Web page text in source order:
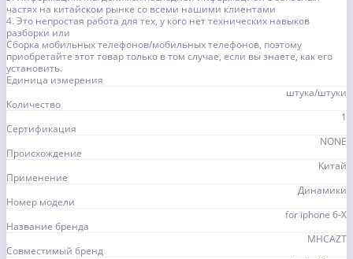
частях на китайском рынке со всеми нашими клиентами
4. Это непростая работа для тех, у кого нет технических навыков
разборки или
Сборка мобильных телефонов/мобильных телефонов, поэтому
приобретайте этот товар только в том случае, если вы знаете, как его
установить.
Единица измерения
штука/штуки
Количество
1
Сертификация
NONE
Происхождение
Китай
Применение
Динамики
Номер модели
for iphone 6-X
Название бренда
MHCAZT
Совместимый бренд